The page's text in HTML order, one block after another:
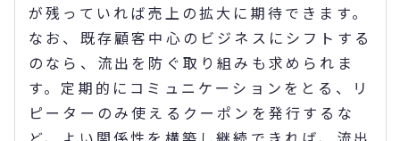
が残っていれば売上の拡大に期待できます。
なお、既存顧客中心のビジネスにシフトする
のなら、流出を防ぐ取り組みも求められま
す。定期的にコミュニケーションをとる、リ
ピーターのみ使えるクーポンを発行するな